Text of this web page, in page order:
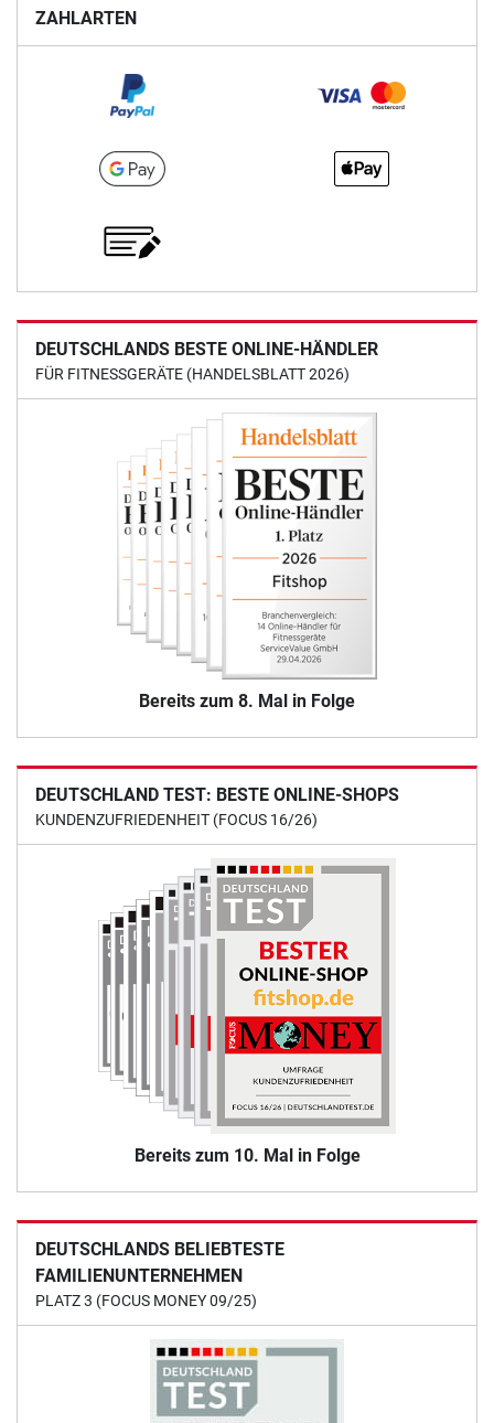
ZAHLARTEN
DEUTSCHLANDS BESTE ONLINE-HÄNDLER
FÜR FITNESSGERÄTE (HANDELSBLATT 2026)
Bereits zum 8. Mal in Folge
DEUTSCHLAND TEST: BESTE ONLINE-SHOPS
KUNDENZUFRIEDENHEIT (FOCUS 16/26)
Bereits zum 10. Mal in Folge
DEUTSCHLANDS BELIEBTESTE
FAMILIENUNTERNEHMEN
PLATZ 3 (FOCUS MONEY 09/25)